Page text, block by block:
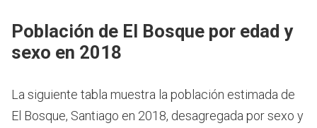
Población de El Bosque por edad y
sexo en 2018
La siguiente tabla muestra la población estimada de
El Bosque, Santiago en 2018, desagregada por sexo y